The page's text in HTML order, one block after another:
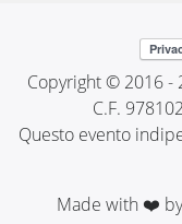
Copyright © 2016 -
C.F.
Questo evento
Made with ❤️